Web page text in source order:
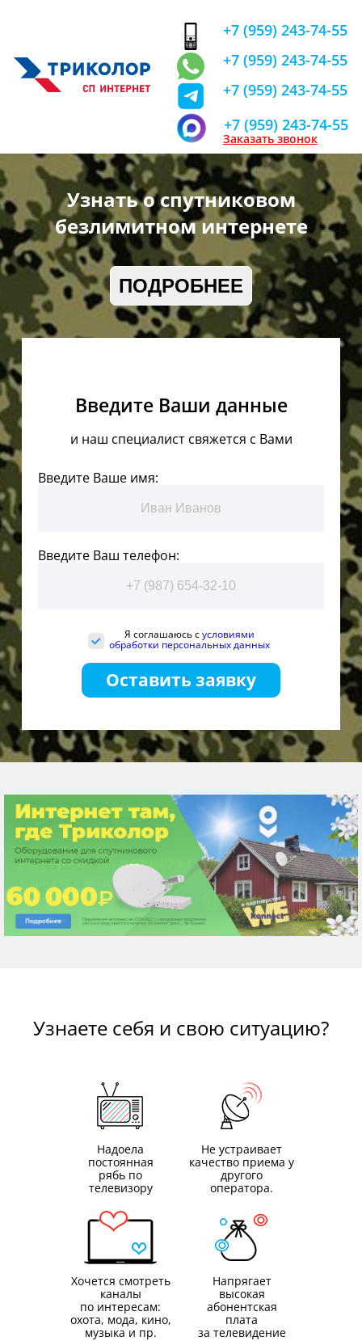
+7 (959) 243-74-55
+7 (959) 243-74-55
+7 (959) 243-74-55
+7 (959) 243-74-55
Заказать звонок
Узнать о спутниковом
безлимитном интернете
ПОДРОБНЕЕ
Введите Ваши данные
и наш специалист свяжется с Вами
Введите Ваше имя:
Введите Ваш телефон:
Я соглашаюсь с условиями
обработки персональных данных
Оставить заявку
Узнаете себя и свою ситуацию?
Надоела
постоянная
рябь по
телевизору
Не устраивает
качество приема у
другого
оператора.
Хочется смотреть
каналы
по интересам:
охота, мода, кино,
музыка и пр.
Напрягает
высокая
абонентская
плата
за телевидение